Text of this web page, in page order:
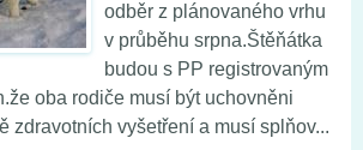
odběr z plánovaného vrhu
v průběhu srpna.Štěňátka
budou s PP registrovaným
oba rodiče musí být uchovněni
zdravotních vyšetření a musí splňov...